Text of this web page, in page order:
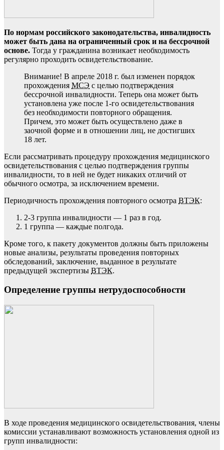
По нормам российского законодательства, инвалидность
может быть дана на ограниченный срок и на бессрочной
основе. Тогда у гражданина возникает необходимость
регулярно проходить освидетельствование.
Внимание! В апреле 2018 г. был изменен порядок
прохождения МСЭ с целью подтверждения
бессрочной инвалидности. Теперь она может быть
установлена уже после 1-го освидетельствования
без необходимости повторного обращения.
Причем, это может быть осуществлено даже в
заочной форме и в отношении лиц, не достигших
18 лет.
Если рассматривать процедуру прохождения медицинского
освидетельствования с целью подтверждения группы
инвалидности, то в ней не будет никаких отличий от
обычного осмотра, за исключением времени.
Периодичность прохождения повторного осмотра ВТЭК:
2-3 группа инвалидности — 1 раз в год.
1 группа — каждые полгода.
Кроме того, к пакету документов должны быть приложены
новые анализы, результаты проведения повторных
обследований, заключение, выданное в результате
предыдущей экспертизы ВТЭК.
Определение группы нетрудоспособности
В ходе проведения медицинского освидетельствования, члены
комиссии устанавливают возможность установления одной из
групп инвалидности: